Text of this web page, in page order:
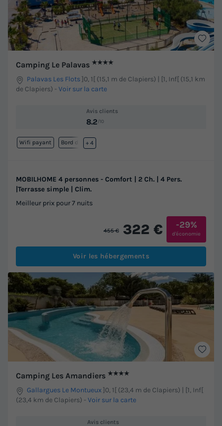
Camping Le Palavas ★★★★
Palavas Les Flots]0, 1[ (15,1 m de Clapiers) | [1, Inf[ (15,1 km
de Clapiers) - Voir sur la carte
Avis clients
8.2/10
Wifi payant Bord de mer
+ 4
MOBILHOME 4 personnes - Comfort | 2 Ch. | 4 Pers.
|Terrasse simple | Clim.
Meilleur prix pour 7 nuits
455 € 322 € -29%
d'économie
Voir les hébergements
Camping Les Amandiers ★★★★
Gallargues Le Montueux]0, 1[ (23,4 m de Clapiers) | [1, Inf[
(23,4 km de Clapiers) - Voir sur la carte
Avis clients